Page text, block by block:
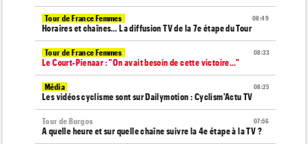
08:49
Tour de France Femmes
Horaires et chaînes… La diffusion TV de la 7e étape du Tour
08:33
Tour de France Femmes
Le Court-Pienaar : "On avait besoin de cette victoire..."
08:25
Média
Les vidéos cyclisme sont sur Dailymotion : Cyclism'Actu TV
07:56
Tour de Burgos
A quelle heure et sur quelle chaîne suivre la 4e étape à la TV ?